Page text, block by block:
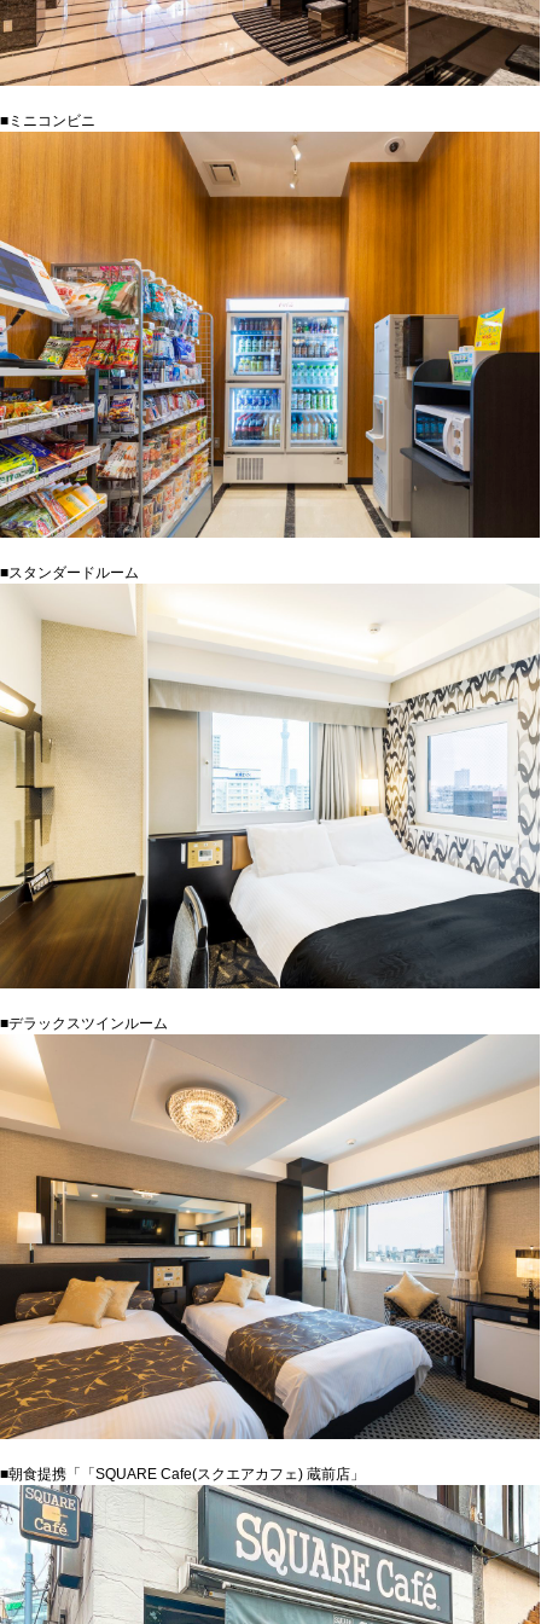
■ミニコンビニ
■スタンダードルーム
■デラックスツインルーム
■朝食提携「「SQUARE Cafe(スクエアカフェ) 蔵前店」